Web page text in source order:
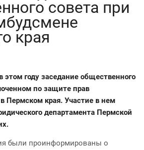
совета при
края
этом году заседание общественного
по защите прав
Пермском края. Участие в нем
департамента Пермской
были проинформированы о